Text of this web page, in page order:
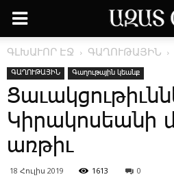
ԳԼԽԱՒՈՐ ԷՋ ԳԱՂՈՒԹԱՅԻՆ
ԳԱՂՈՒԹԱՅԻՆ Գաղութային կեանք
Կիրակոսեանի
առթիւ
18 Հուլիս 2019 1613 0